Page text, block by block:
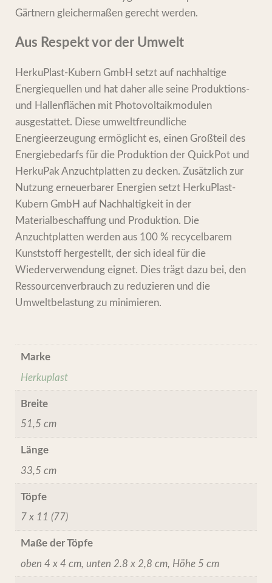
Gärtnern gleichermaßen gerecht werden.
Aus Respekt vor der Umwelt
HerkuPlast-Kubern GmbH setzt auf nachhaltige
Energiequellen und hat daher alle seine Produktions-
und Hallenflächen mit Photovoltaikmodulen
ausgestattet. Diese umweltfreundliche
Energieerzeugung ermöglicht es, einen Großteil des
Energiebedarfs für die Produktion der QuickPot und
HerkuPak Anzuchtplatten zu decken. Zusätzlich zur
Nutzung erneuerbarer Energien setzt HerkuPlast-
Kubern GmbH auf Nachhaltigkeit in der
Materialbeschaffung und Produktion. Die
Anzuchtplatten werden aus 100 % recycelbarem
Kunststoff hergestellt, der sich ideal für die
Wiederverwendung eignet. Dies trägt dazu bei, den
Ressourcenverbrauch zu reduzieren und die
Umweltbelastung zu minimieren.
Marke
Herkuplast
Breite
51,5 cm
Länge
33,5 cm
Töpfe
7 x 11 (77)
Maße der Töpfe
oben 4 x 4 cm, unten 2.8 x 2,8 cm, Höhe 5 cm